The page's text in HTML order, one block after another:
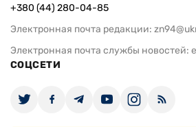
+380 (44) 280-04-85
Электронная почта редакции:
Электронная почта службы новостей:
СОЦСЕТИ